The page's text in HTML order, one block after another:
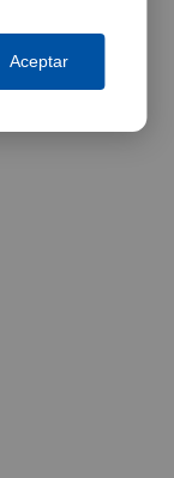
Aceptar